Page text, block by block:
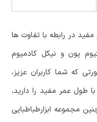
در رابطه با تفاوت ها
یون و نیکل کادمیوم
که شما کاربران عزیز،
طول عمر مفید را دارید،
مجموعه ابزارطباطبایی